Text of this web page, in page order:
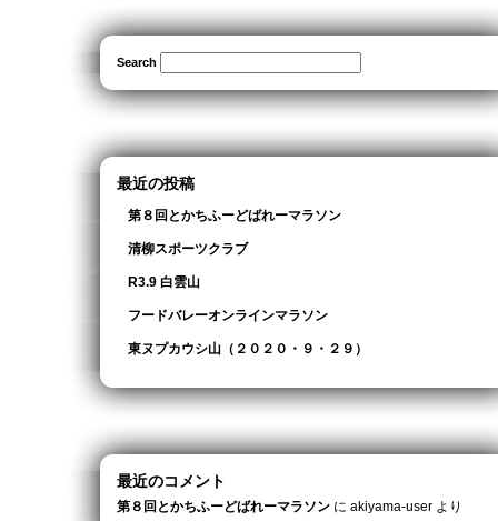
Search
最近の投稿
第８回とかちふーどばれーマラソン
清柳スポーツクラブ
R3.9 白雲山
フードバレーオンラインマラソン
東ヌプカウシ山（２０２０・９・２９）
最近のコメント
第８回とかちふーどばれーマラソン に akiyama-user より